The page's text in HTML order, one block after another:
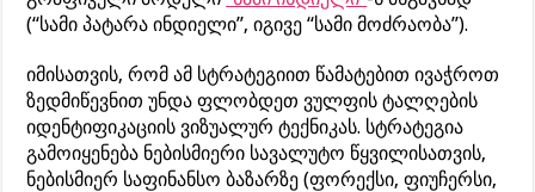
(“სამი პატარა ინდიელი”, იგივე “სამი მოძრაობა”).
იმისათვის, რომ ამ სტრატეგიით წამატებით ივაჭროთ
ზედმიწევნით უნდა ფლობდეთ ვულფის ტალღების
იდენტიფიკაციის ვიზუალურ ტექნიკას. სტრატეგია
გამოიყენება ნებისმიერი სავალუტო წყვილისათვის,
ნებისმიერ საფინანსო ბაზარზე (ფორექსი, ფიუჩერსი,